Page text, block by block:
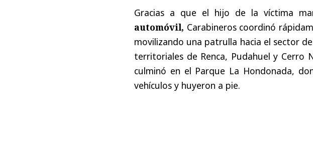
Gracias a que el hijo de la víctima
automóvil, Carabineros coordinó
movilizando una patrulla hacia el sector
territoriales de Renca, Pudahuel y Cerro
culminó en el Parque La Hondonada,
vehículos y huyeron a pie.